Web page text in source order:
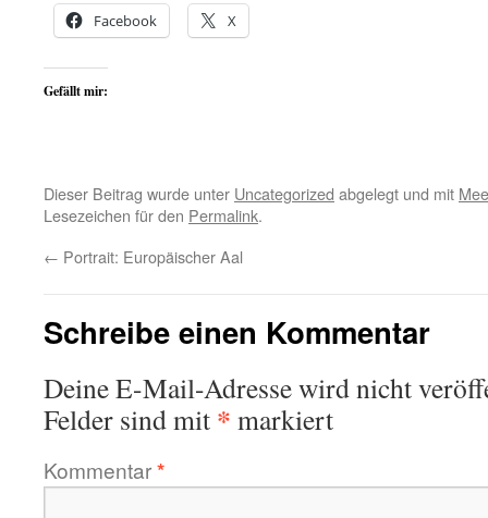
Facebook X
Gefällt mir:
Dieser Beitrag wurde unter Uncategorized abgelegt und mit
Lesezeichen für den Permalink.
← Portrait: Europäischer Aal
Schreibe einen Kommentar
Deine E-Mail-Adresse wird nicht
Felder sind mit * markiert
Kommentar*